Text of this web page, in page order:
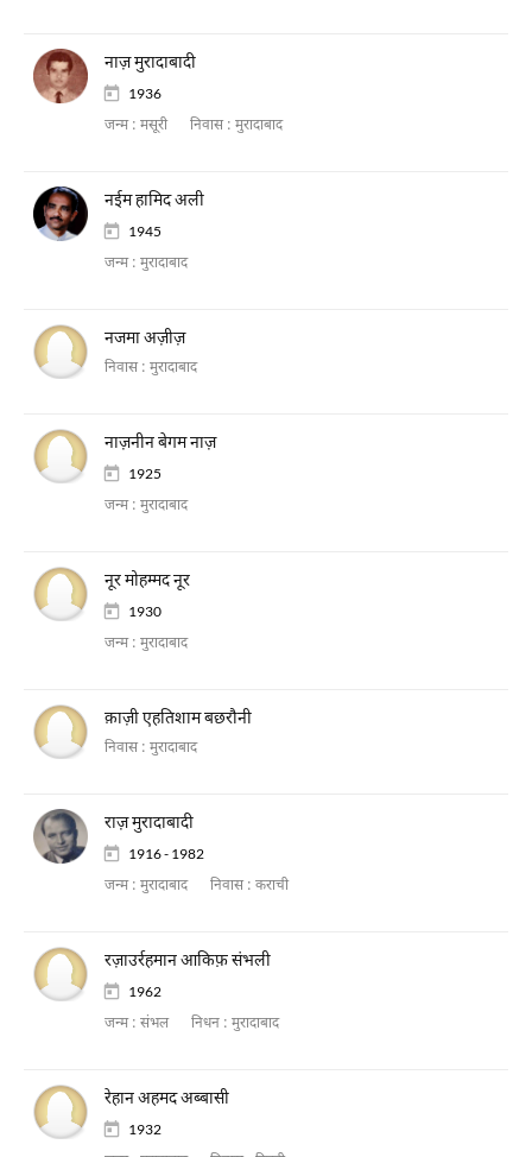
नाज़ मुरादाबादी
1936
जन्म : मसूरी निवास : मुरादाबाद
नईम हामिद अली
1945
जन्म : मुरादाबाद
नजमा अज़ीज़
निवास : मुरादाबाद
नाज़नीन बेगम नाज़
1925
जन्म : मुरादाबाद
नूर मोहम्मद नूर
1930
जन्म : मुरादाबाद
क़ाज़ी एहतिशाम बछरौनी
निवास : मुरादाबाद
राज़ मुरादाबादी
1916 - 1982
जन्म : मुरादाबाद निवास : कराची
रज़ाउर्रहमान आकिफ़ संभली
1962
जन्म : संभल निधन : मुरादाबाद
रेहान अहमद अब्बासी
1932